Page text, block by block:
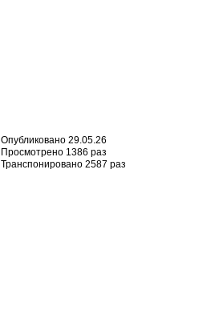
Опубликовано 29.05.26
Просмотрено 1386 раз
Транспонировано 2587 раз